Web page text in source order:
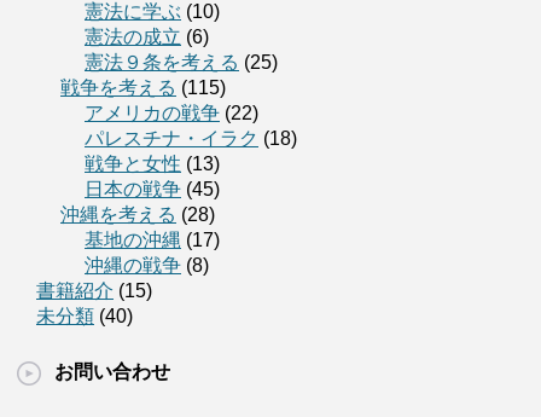
憲法に学ぶ (10)
憲法の成立 (6)
憲法９条を考える (25)
戦争を考える (115)
アメリカの戦争 (22)
パレスチナ・イラク (18)
戦争と女性 (13)
日本の戦争 (45)
沖縄を考える (28)
基地の沖縄 (17)
沖縄の戦争 (8)
書籍紹介 (15)
未分類 (40)
お問い合わせ